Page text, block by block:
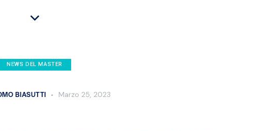
NEWS DEL MASTER
BIASUTTI Marzo 25, 2023